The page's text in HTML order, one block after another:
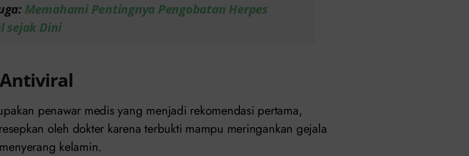
Memahami Pentingnya Pengobatan Herpes
sejak Dini
penawar medis yang menjadi rekomendasi pertama,
oleh dokter karena terbukti mampu meringankan gejala
kelamin.